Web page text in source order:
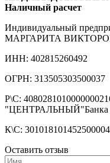
Наличный расчет
Индивидуальный
МАРГАРИТА
ИНН: 402815260492
ОГРН: 313505303500037
Р\С:
К\С:
Оставить отзыв